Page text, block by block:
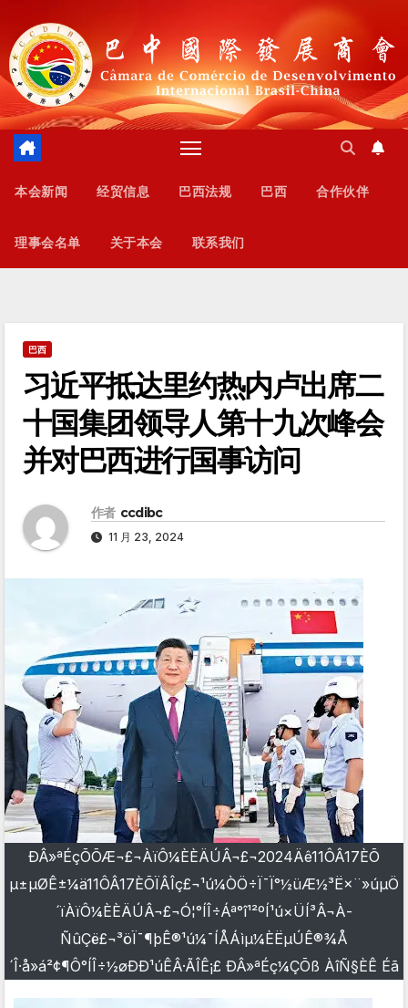
内
本会新闻 经贸信息 巴西法规 巴西 合作伙伴
理事会名单 关于本会 联系我们
巴西
习近平抵达里约热内卢出席二
十国集团领导人第十九次峰会
并对巴西进行国事访问
作者 ccdibc
11 月 23, 2024
ÐÂ»ªÉçÕÕÆ¬£¬ÀïÔ¼ÈÈÄÚÂ¬£¬2024Äê11ÔÂ17ÈÕ
µ±µØÊ±¼ä11ÔÂ17ÈÕÏÂÎç£¬¹ú¼ÒÖ÷Ï¯Ï°½üÆ½³Ë×¨»úµÖ
´ïÀïÔ¼ÈÈÄÚÂ¬£¬Ó¦°ÍÎ÷Áª°î¹²ºÍ¹ú×ÜÍ³Â¬À­
ÑûÇë£¬³öÏ¯¶þÊ®¹ú¼¯ÍÅÁìµ¼ÈËµÚÊ®¾Å
´Î·å»á²¢¶Ô°ÍÎ÷½øÐÐ¹úÊÂ·ÃÎÊ¡£ ÐÂ»ªÉç¼ÇÕß ÀîÑ§ÈÊ Éã